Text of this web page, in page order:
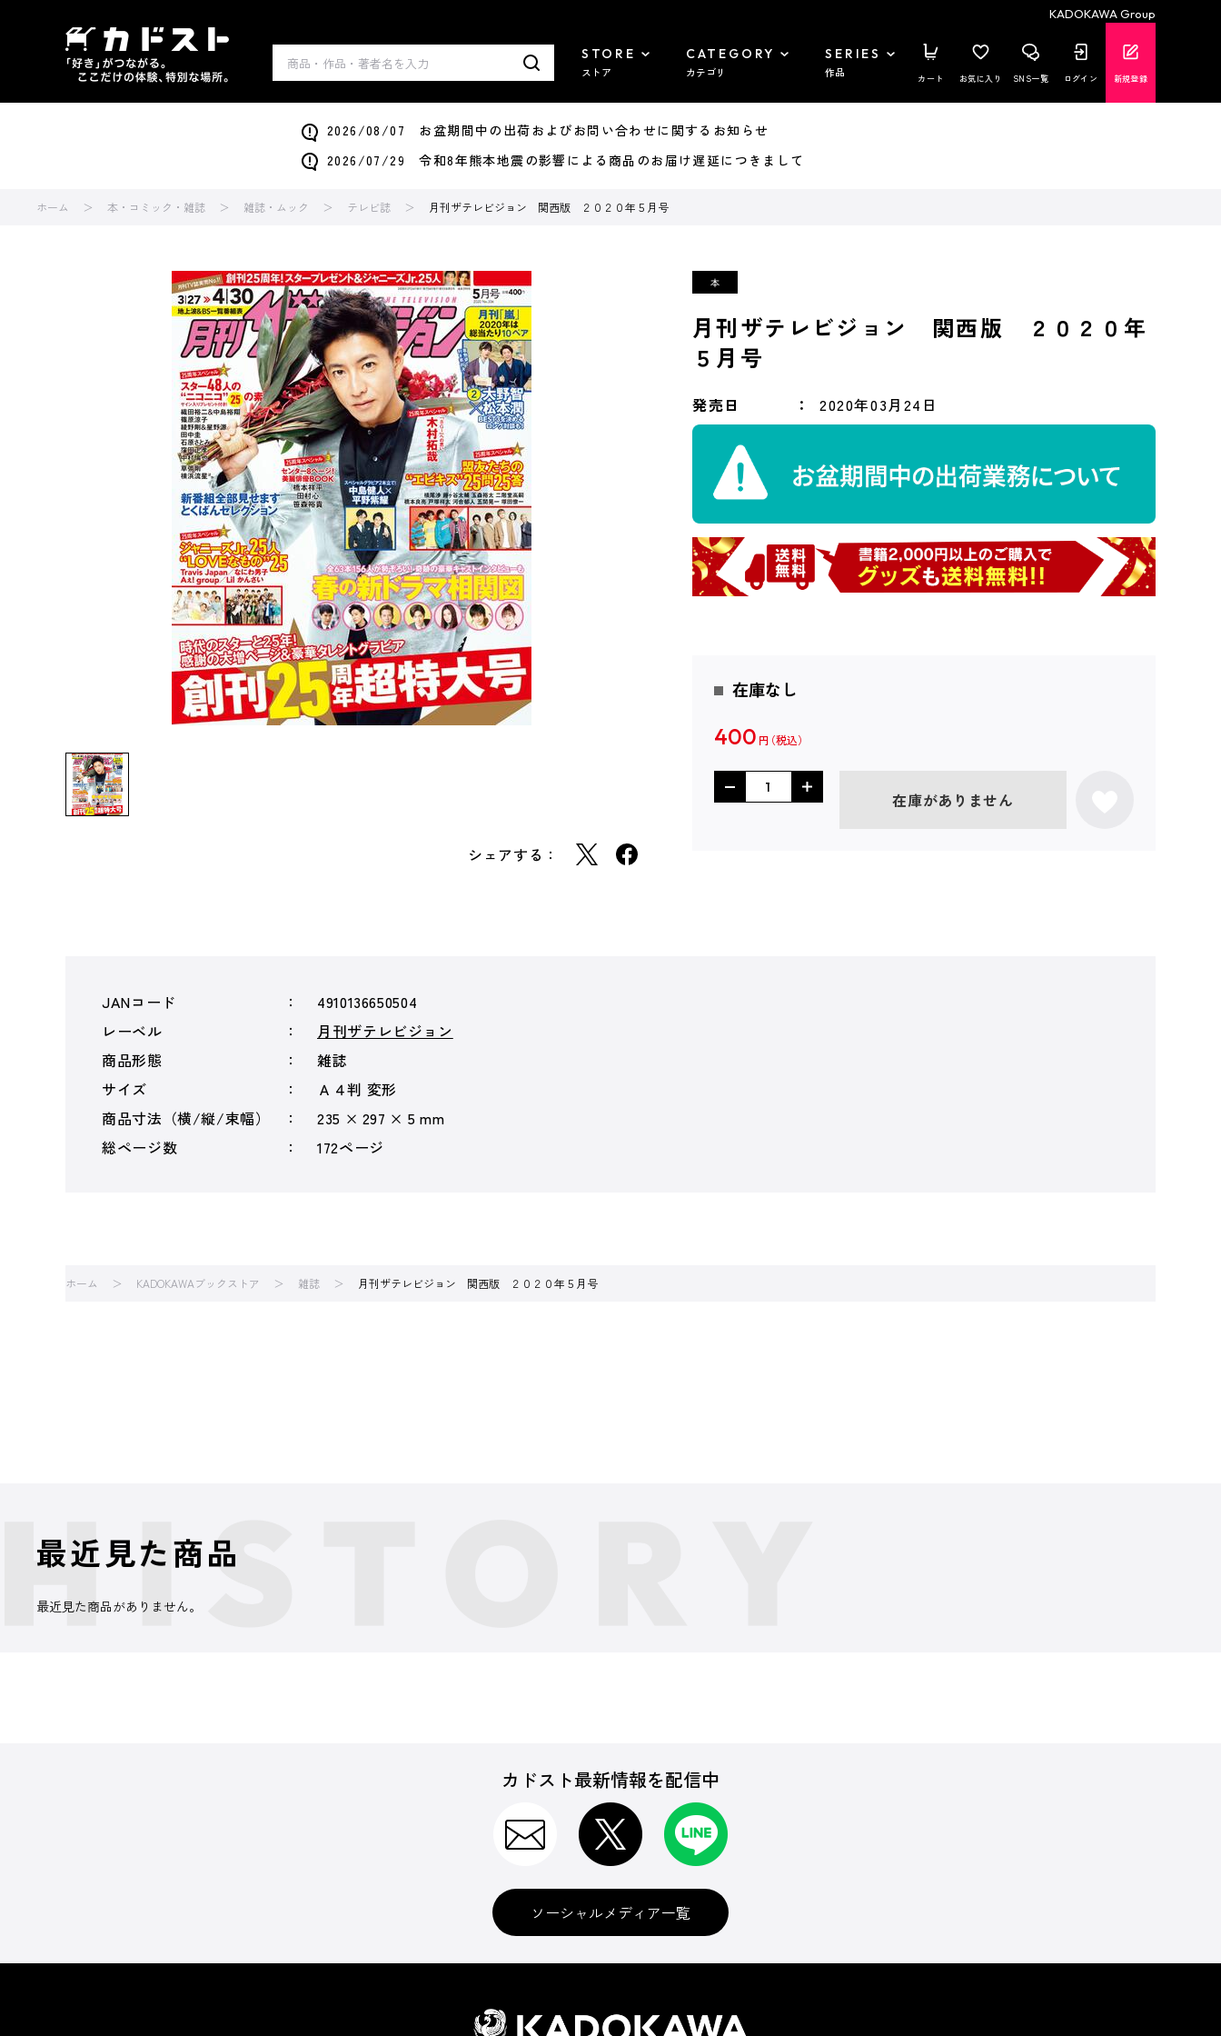
KADOKAWA Group
STORE
ストア
CATEGORY
カテゴリ
SERIES
作品 カート お気に入り SNS一覧 ログイン 新規登録
2026/08/07 お盆期間中の出荷およびお問い合わせに関するお知らせ
2026/07/29 令和8年熊本地震の影響による商品のお届け遅延につきまして
ホーム 本・コミック・雑誌 雑誌・ムック テレビ誌 月刊ザテレビジョン 関西版 ２０２０年５月号
シェアする：
月刊ザテレビジョン 関西版 ２０２０年
５月号
発売日 2020年03月24日
在庫なし
400 円
在庫がありません
JANコード
4910136650504
レーベル
月刊ザテレビジョン
商品形態
雑誌
サイズ
Ａ４判 変形
商品寸法（横/縦/束幅）
235 × 297 × 5 mm
総ページ数
172ページ
ホーム KADOKAWAブックストア 雑誌 月刊ザテレビジョン 関西版 ２０２０年５月号
最近見た商品
最近見た商品がありません。
カドスト最新情報を配信中
ソーシャルメディア一覧